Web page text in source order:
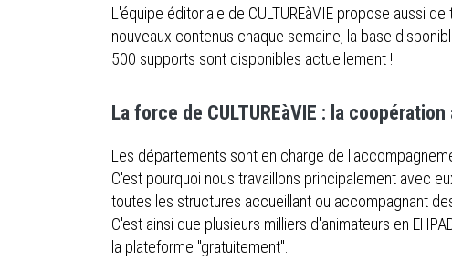
L'équipe éditoriale de CULTUREàVIE propose aussi
nouveaux contenus chaque semaine, la base
500 supports sont disponibles actuellement !
La force de CULTUREàVIE : la
Les départements sont en charge de
C'est pourquoi nous travaillons principalement avec
toutes les structures accueillant ou accompagnant
C'est ainsi que plusieurs milliers d'animateurs en
la plateforme "gratuitement".